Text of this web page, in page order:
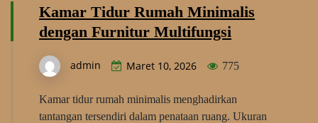
Kamar Tidur Rumah Minimalis
dengan Furnitur Multifungsi
admin Maret 10, 2026 775
Kamar tidur rumah minimalis menghadirkan
tantangan tersendiri dalam penataan ruang. Ukuran